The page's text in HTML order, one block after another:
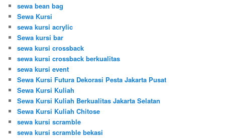
sewa bean bag
Sewa Kursi
sewa kursi acrylic
Sewa kursi bar
sewa kursi crossback
sewa kursi crossback berkualitas
sewa kursi event
Sewa Kursi Futura Dekorasi Pesta Jakarta Pusat
Sewa Kursi Kuliah
Sewa Kursi Kuliah Berkualitas Jakarta Selatan
Sewa Kursi Kuliah Chitose
sewa kursi scramble
sewa kursi scramble bekasi